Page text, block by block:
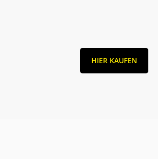
HIER KAUFEN